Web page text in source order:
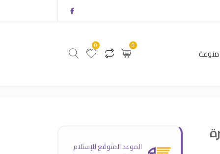
0
0
0
0
الموعد المتوقع للإستلام